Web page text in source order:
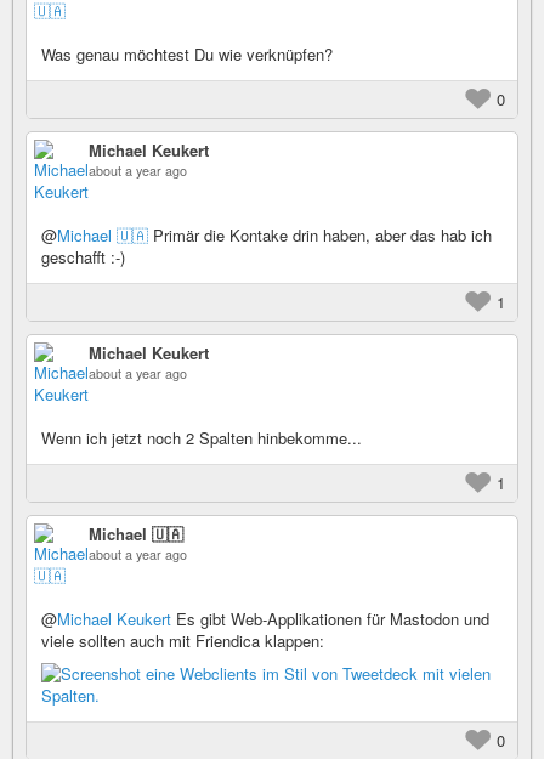
Was genau möchtest Du wie verknüpfen?
0
Michael Keukert
about a year ago
@Michael 🇺🇦 Primär die Kontake drin haben, aber das hab ich
geschafft :-)
1
Michael Keukert
about a year ago
Wenn ich jetzt noch 2 Spalten hinbekomme...
1
Michael 🇺🇦
about a year ago
@Michael Keukert Es gibt Web-Applikationen für Mastodon und
viele sollten auch mit Friendica klappen:
0